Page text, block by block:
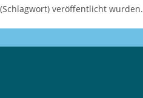
(Schlagwort) veröffentlicht wurden.